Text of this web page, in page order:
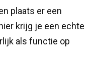
plaats er een
krijg je een echte
als functie op